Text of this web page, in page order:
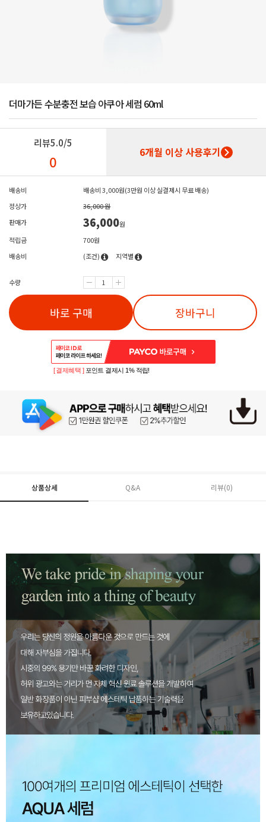
더마가든 수분충전 보습 아쿠아 세럼 60ml
리뷰5.0/5
0 6개월 이상 사용후기
배송비
배송비 3,000원(3만원 이상 실결제시 무료 배송)
정상가
36,000 원
판매가
36,000원
적립금
700원
배송비
(조건) 지역별
수량
바로 구매 장바구니
페이코 ID로 페
PAYCO 바로구매
[ 결제혜택 ] 포인트 결제시 1% 적립!
상품상세 Q&A 리뷰(0)